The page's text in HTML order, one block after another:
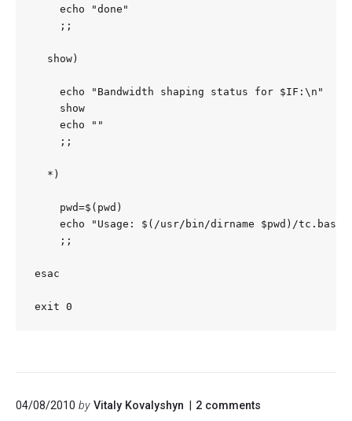
    echo "done"
    ;;
  show)
    echo "Bandwidth shaping status for $IF:\n"
    show
    echo ""
    ;;
  *)
    pwd=$(pwd)
echo "Usage: $(/usr/bin/dirname $pwd)/tc.bash
    ;;
esac
exit 0
04/08/2010 by Vitaly Kovalyshyn 2 comments